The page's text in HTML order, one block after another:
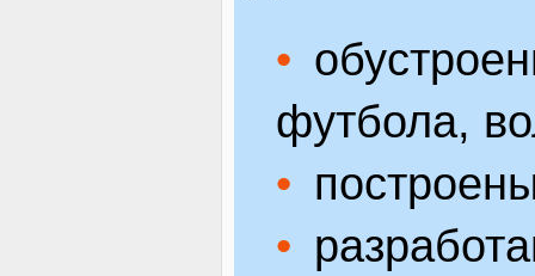
футбола,